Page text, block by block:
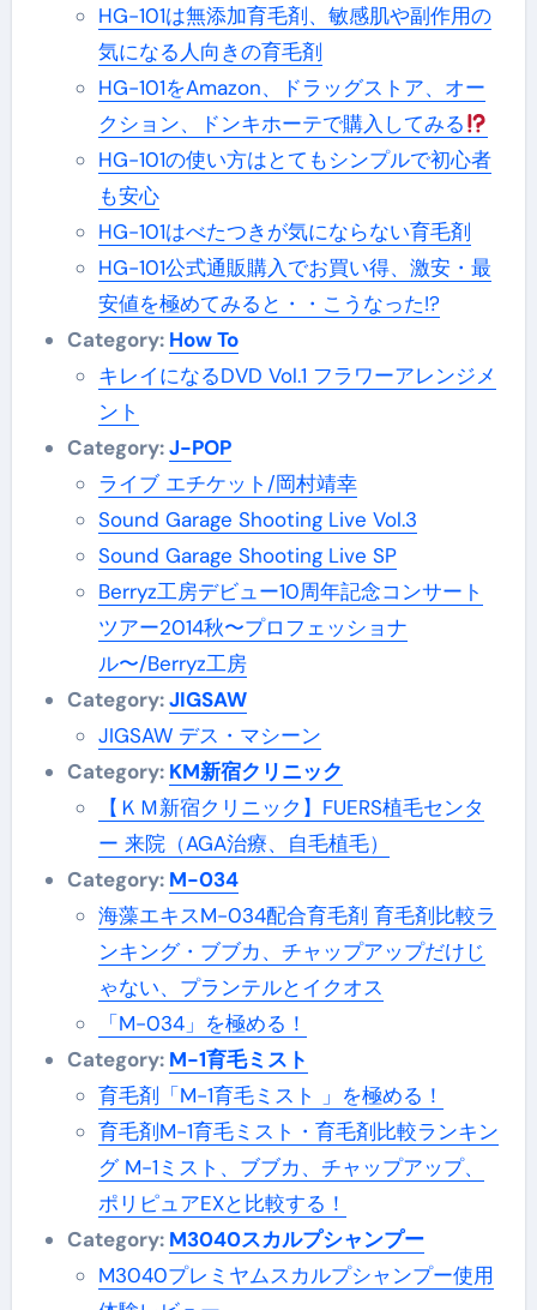
HG-101は無添加育毛剤、敏感肌や副作用の
気になる人向きの育毛剤
HG-101をAmazon、ドラッグストア、オー
クション、ドンキホーテで購入してみる
HG-101の使い方はとてもシンプルで初心者
も安心
HG-101はべたつきが気にならない育毛剤
HG-101公式通販購入でお買い得、激安・最
安値を極めてみると・・こうなった!?
Category: How To
キレイになるDVD Vol.1 フラワーアレンジメ
ント
Category:J-POP
ライブ エチケット/岡村靖幸
Sound Garage Shooting Live Vol.3
Sound Garage Shooting Live SP
Berryz工房デビュー10周年記念コンサート
ツアー2014秋〜プロフェッショナ
ル〜/Berryz工房
Category:JIGSAW
JIGSAW デス・マシーン
Category: KM新宿クリニック
【ＫＭ新宿クリニック】FUERS植毛センタ
ー 来院（AGA治療、自毛植毛）
Category: M-034
海藻エキスM-034配合育毛剤 育毛剤比較ラ
ンキング・ブブカ、チャップアップだけじ
ゃない、プランテルとイクオス
「M-034」を極める！
Category: M-1育毛ミスト
育毛剤「M-1育毛ミスト 」を極める！
育毛剤M-1育毛ミスト・育毛剤比較ランキン
グ M-1ミスト、ブブカ、チャップアップ、
ポリピュアEXと比較する！
Category: M3040スカルプシャンプー
M3040プレミヤムスカルプシャンプー使用